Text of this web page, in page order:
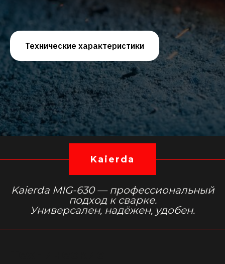
Технические характеристики
Kaierda
Kaierda MIG-630 — профессиональный
подход к сварке.
Универсален, надёжен, удобен.